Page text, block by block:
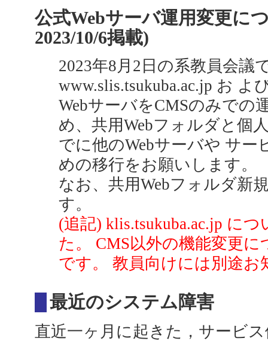
公式Webサーバ運用変更に
2023/10/6掲載)
2023年8月2日の系教員会議
www.slis.tsukuba.ac.jp お よ
WebサーバをCMSのみでの
め、共用Webフォルダと個
でに他のWebサーバや サ
めの移行をお願いします。
なお、共用Webフォルダ新
す。
(追記) klis.tsukuba.ac.jp に
た。 CMS以外の機能変更
です。 教員向けには別途お
最近のシステム障害
直近一ヶ月に起きた，サービ